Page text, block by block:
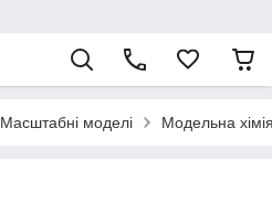
Масштабні моделі Модельна